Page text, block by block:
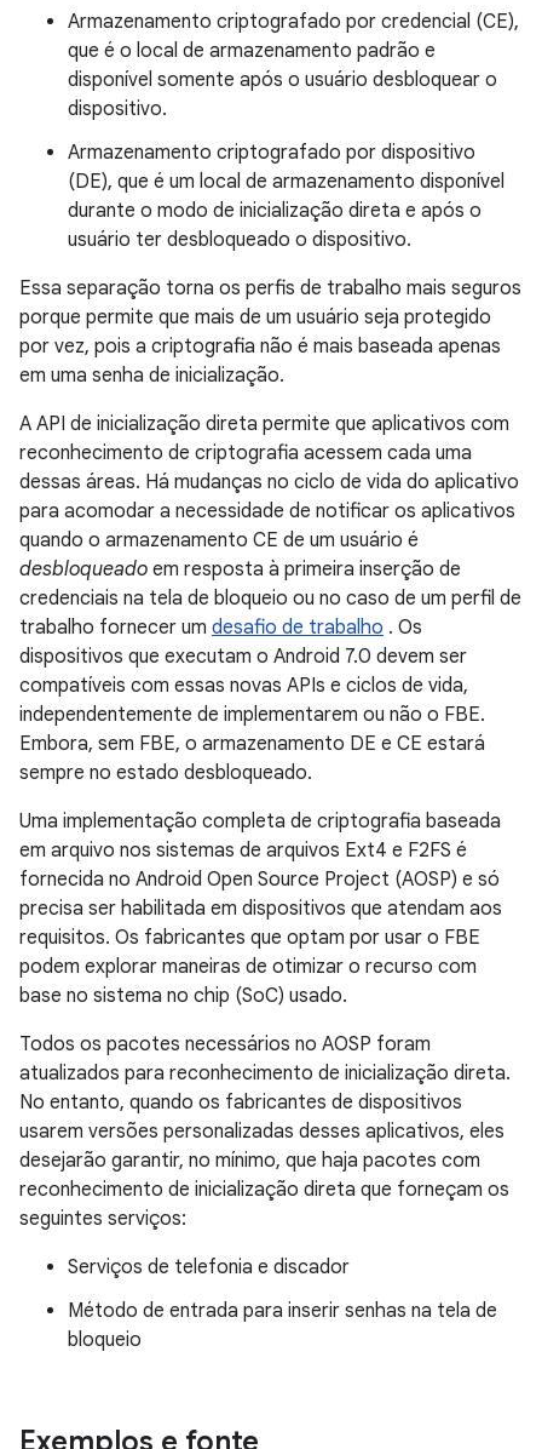
Armazenamento criptografado por credencial (CE),
que é o local de armazenamento padrão e
disponível somente após o usuário desbloquear o
dispositivo.
Armazenamento criptografado por dispositivo
(DE), que é um local de armazenamento disponível
durante o modo de inicialização direta e após o
usuário ter desbloqueado o dispositivo.
Essa separação torna os perfis de trabalho mais seguros
porque permite que mais de um usuário seja protegido
por vez, pois a criptografia não é mais baseada apenas
em uma senha de inicialização.
A API de inicialização direta permite que aplicativos com
reconhecimento de criptografia acessem cada uma
dessas áreas. Há mudanças no ciclo de vida do aplicativo
para acomodar a necessidade de notificar os aplicativos
quando o armazenamento CE de um usuário é
desbloqueado em resposta à primeira inserção de
credenciais na tela de bloqueio ou no caso de um perfil de
trabalho fornecer um desafio de trabalho . Os
dispositivos que executam o Android 7.0 devem ser
compatíveis com essas novas APIs e ciclos de vida,
independentemente de implementarem ou não o FBE.
Embora, sem FBE, o armazenamento DE e CE estará
sempre no estado desbloqueado.
Uma implementação completa de criptografia baseada
em arquivo nos sistemas de arquivos Ext4 e F2FS é
fornecida no Android Open Source Project (AOSP) e só
precisa ser habilitada em dispositivos que atendam aos
requisitos. Os fabricantes que optam por usar o FBE
podem explorar maneiras de otimizar o recurso com
base no sistema no chip (SoC) usado.
Todos os pacotes necessários no AOSP foram
atualizados para reconhecimento de inicialização direta.
No entanto, quando os fabricantes de dispositivos
usarem versões personalizadas desses aplicativos, eles
desejarão garantir, no mínimo, que haja pacotes com
reconhecimento de inicialização direta que forneçam os
seguintes serviços:
Serviços de telefonia e discador
Método de entrada para inserir senhas na tela de
bloqueio
Exemplos e fonte